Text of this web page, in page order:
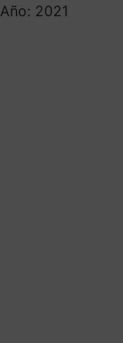
Año: 2021